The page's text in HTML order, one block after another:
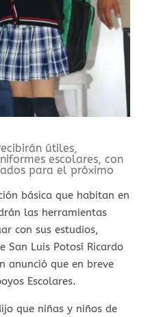
útiles,
escolares, con
para el próximo
básica que habitan en
las herramientas
con sus estudios,
San Luis Potosí Ricardo
anunció que en breve
Escolares.
que niñas y niños de